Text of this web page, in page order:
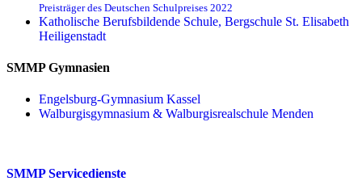
Preisträger des Deutschen Schulpreises 2022
Katholische Berufsbildende Schule, Bergschule St. Elisabeth
Heiligenstadt
SMMP Gymnasien
Engelsburg-Gymnasium Kassel
Walburgisgymnasium & Walburgisrealschule Menden
SMMP Servicedienste